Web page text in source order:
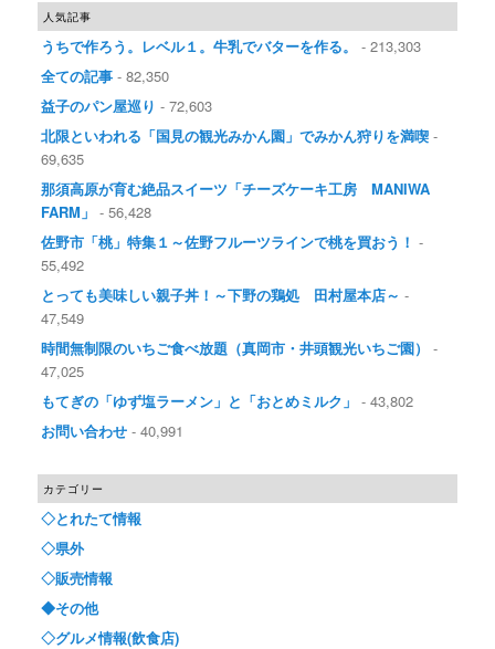
人気記事
うちで作ろう。レベル１。牛乳でバターを作る。
- 213,303
全ての記事 - 82,350
益子のパン屋巡り - 72,603
北限といわれる「国見の観光みかん園」でみかん狩りを満喫 -
69,635
那須高原が育む絶品スイーツ「チーズケーキ工房 MANIWA
FARM」 - 56,428
佐野市「桃」特集１～佐野フルーツラインで桃を買おう！ -
55,492
とっても美味しい親子丼！～下野の鶏処 田村屋本店～ -
47,549
時間無制限のいちご食べ放題（真岡市・井頭観光いちご園）
-
47,025
もてぎの「ゆず塩ラーメン」と「おとめミルク」 - 43,802
お問い合わせ - 40,991
カテゴリー
◇とれたて情報
◇県外
◇販売情報
◆その他
◇グルメ情報(飲食店)